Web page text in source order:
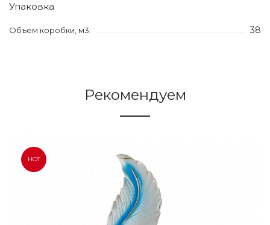
Упаковка
Объём коробки, м3: 38
Рекомендуем
HOT